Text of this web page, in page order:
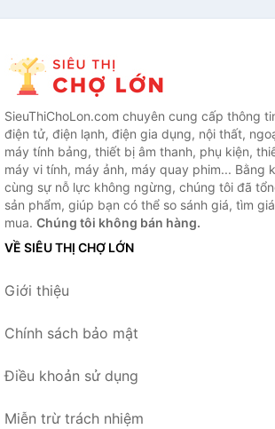
SieuThiChoLon.com chuyên cung cấp thông
điện tử, điện lạnh, điện gia dụng, nội thất,
máy tính bảng, thiết bị âm thanh, phụ kiện,
máy vi tính, máy ảnh, máy quay phim... Bằng
cùng sự nỗ lực không ngừng, chúng tôi đã
sản phẩm, giúp bạn có thể so sánh giá, tìm
mua. Chúng tôi không bán hàng.
VỀ SIÊU THỊ CHỢ LỚN
Giới thiệu
Chính sách bảo mật
Điều khoản sử dụng
Miễn trừ trách nhiệm